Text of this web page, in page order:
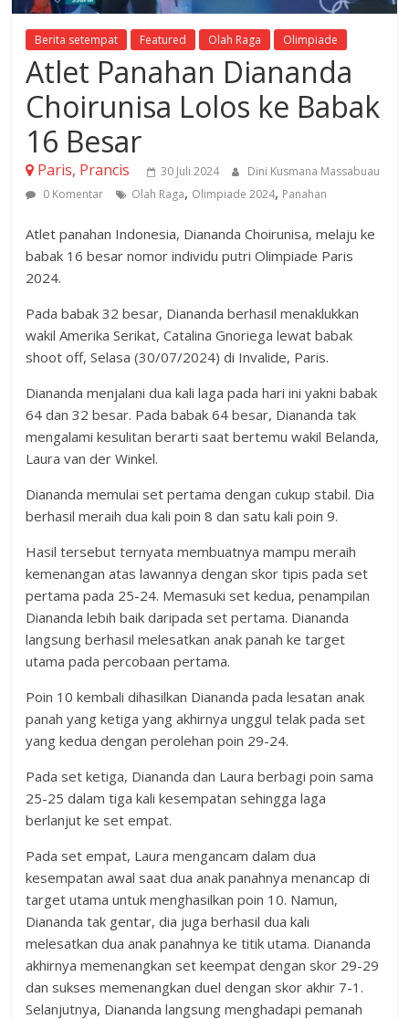
Berita setempat Featured Olah Raga Olimpiade
Atlet Panahan Diananda
Choirunisa Lolos ke Babak
16 Besar
Paris, Prancis 30 Juli 2024
Dini Kusmana Massabuau
0 Komentar
Olah Raga, Olimpiade 2024, Panahan
Atlet panahan Indonesia, Diananda Choirunisa, melaju ke
babak 16 besar nomor individu putri Olimpiade Paris
2024.
Pada babak 32 besar, Diananda berhasil menaklukkan
wakil Amerika Serikat, Catalina Gnoriega lewat babak
shoot off, Selasa (30/07/2024) di Invalide, Paris.
Diananda menjalani dua kali laga pada hari ini yakni babak
64 dan 32 besar. Pada babak 64 besar, Diananda tak
mengalami kesulitan berarti saat bertemu wakil Belanda,
Laura van der Winkel.
Diananda memulai set pertama dengan cukup stabil. Dia
berhasil meraih dua kali poin 8 dan satu kali poin 9.
Hasil tersebut ternyata membuatnya mampu meraih
kemenangan atas lawannya dengan skor tipis pada set
pertama pada 25-24. Memasuki set kedua, penampilan
Diananda lebih baik daripada set pertama. Diananda
langsung berhasil melesatkan anak panah ke target
utama pada percobaan pertama.
Poin 10 kembali dihasilkan Diananda pada lesatan anak
panah yang ketiga yang akhirnya unggul telak pada set
yang kedua dengan perolehan poin 29-24.
Pada set ketiga, Diananda dan Laura berbagi poin sama
25-25 dalam tiga kali kesempatan sehingga laga
berlanjut ke set empat.
Pada set empat, Laura mengancam dalam dua
kesempatan awal saat dua anak panahnya menancap di
target utama untuk menghasilkan poin 10. Namun,
Diananda tak gentar, dia juga berhasil dua kali
melesatkan dua anak panahnya ke titik utama. Diananda
akhirnya memenangkan set keempat dengan skor 29-29
dan sukses memenangkan duel dengan skor akhir 7-1.
Selanjutnya, Diananda langsung menghadapi pemanah